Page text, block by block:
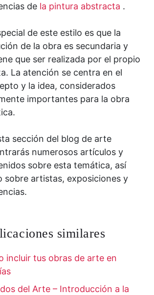
de la pintura abstracta .
de este estilo es que la
de la obra es secundaria y
que ser realizada por el propio
La atención se centra en el
y la idea, considerados
importantes para la obra
sección del blog de arte
numerosos artículos y
sobre esta temática, así
sobre artistas, exposiciones y
similares
incluir tus obras de arte en
del Arte – Introducción a la